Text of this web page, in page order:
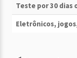
Teste por 30 dias
Eletrônicos,